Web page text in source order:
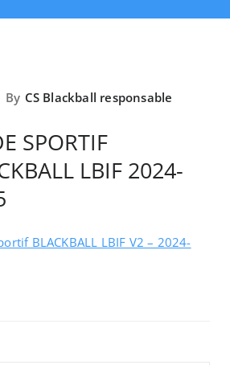
By CS Blackball responsable
SPORTIF
LBIF 2024-
BLACKBALL LBIF V2 – 2024-